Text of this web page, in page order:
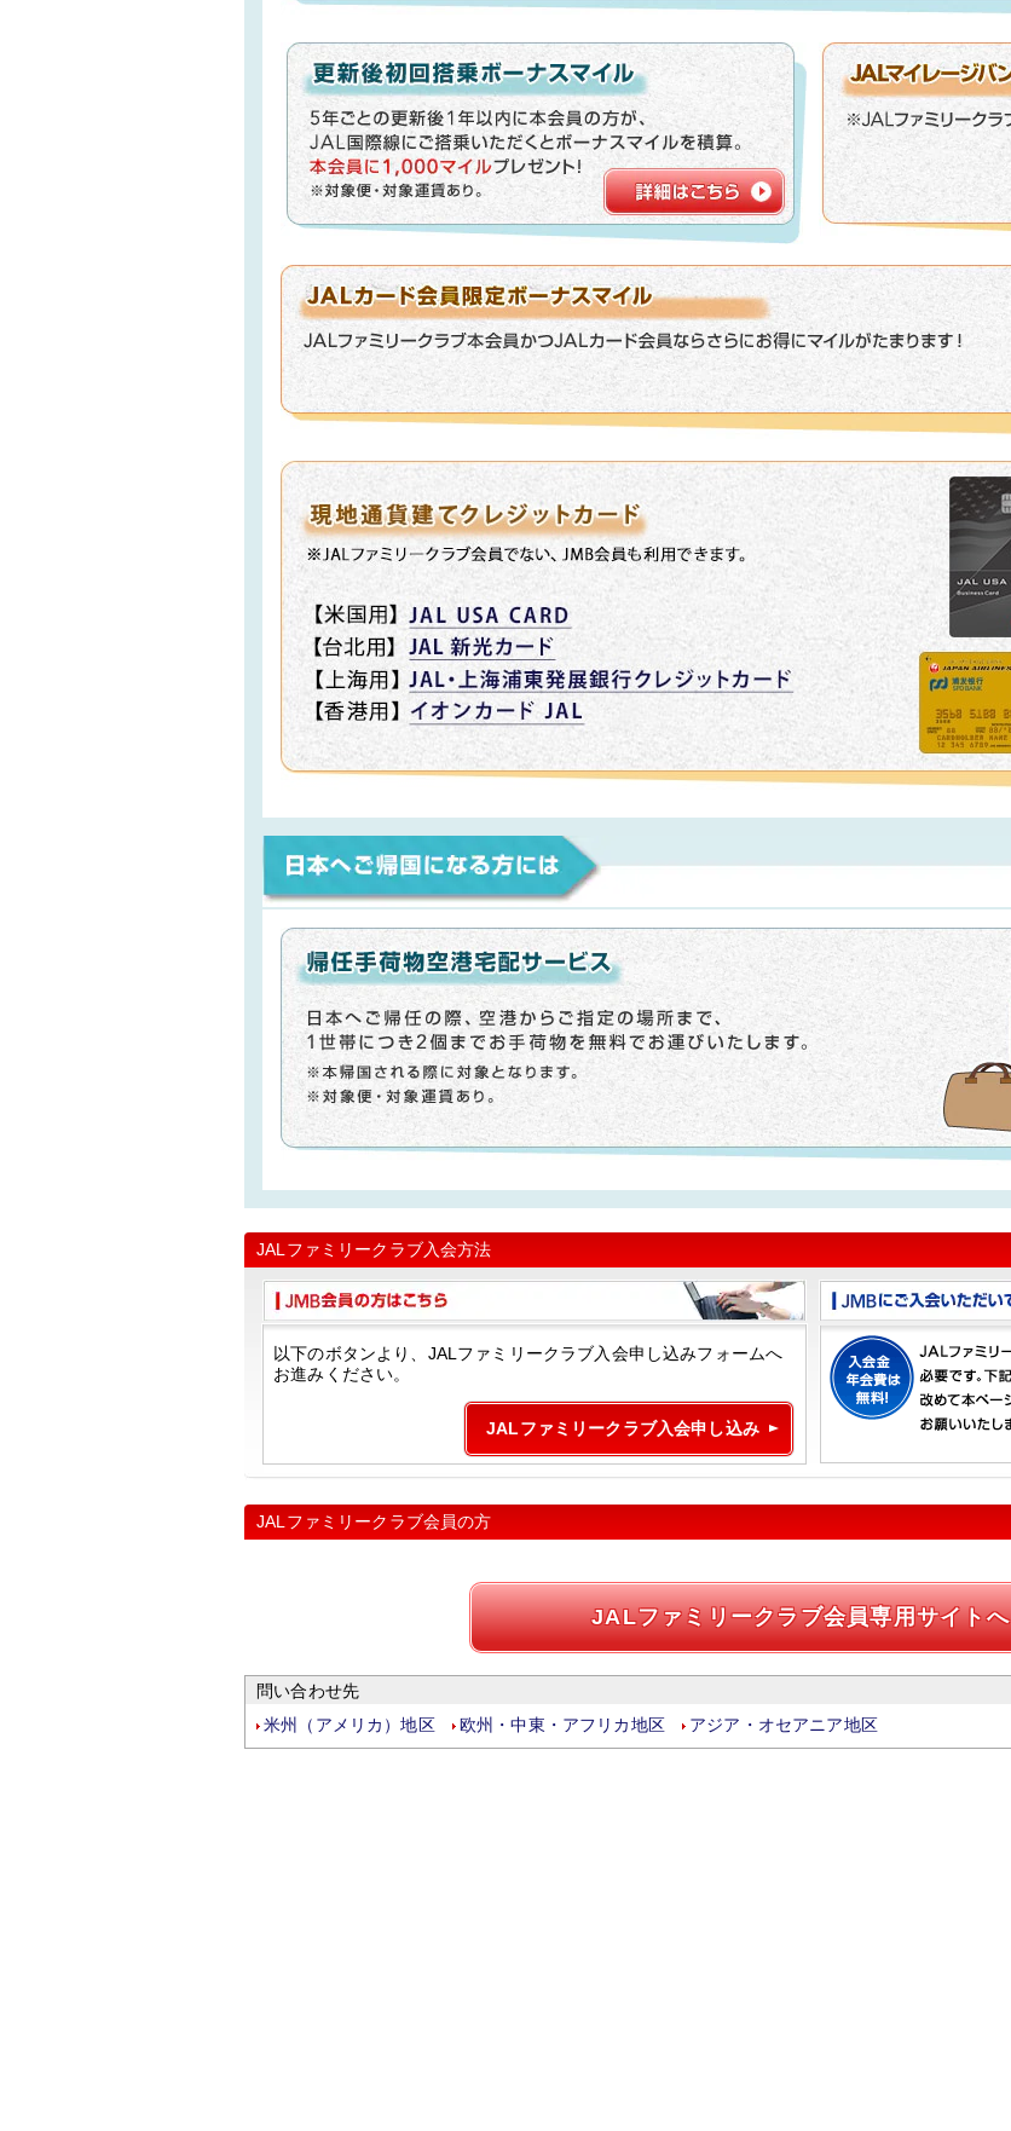
JALファミリークラブ入会方法
以下のボタンより、JALファミリークラブ入会申し込みフォームへ
お進みください。
JALファミリークラブ入会申し込み
JALファミリークラブ会員の方
JALファミリークラブ会員専用サイトへ
問い合わせ先
米州（アメリカ）地区
欧州・中東・アフリカ地区 アジア・オセアニア地区